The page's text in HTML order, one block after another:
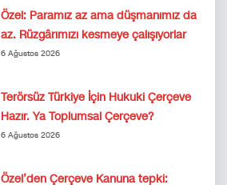
Özel: Paramız az ama düşmanımız da
az. Rüzgârımızı kesmeye çalışıyorlar
6 Ağustos 2026
Terörsüz Türkiye İçin Hukuki Çerçeve
Hazır. Ya Toplumsal Çerçeve?
6 Ağustos 2026
Özel’den Çerçeve Kanuna tepki: